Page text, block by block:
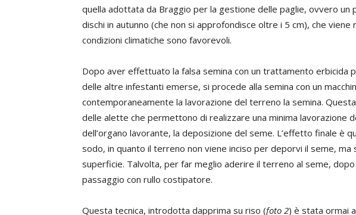
quella adottata da Braggio per la gestione delle paglie, ovvero un
dischi in autunno (che non si approfondisce oltre i 5 cm), che
condizioni climatiche sono favorevoli.
Dopo aver effettuato la falsa semina con un trattamento erbicida
delle altre infestanti emerse, si procede alla semina con un
contemporaneamente la lavorazione del terreno la semina.
delle alette che permettono di realizzare una minima lavorazione
dell’organo lavorante, la deposizione del seme. L’effetto finale è
sodo, in quanto il terreno non viene inciso per deporvi il seme, ma
superficie. Talvolta, per far meglio aderire il terreno al seme,
passaggio con rullo costipatore.
Questa tecnica, introdotta dapprima su riso (foto 2) è stata ormai